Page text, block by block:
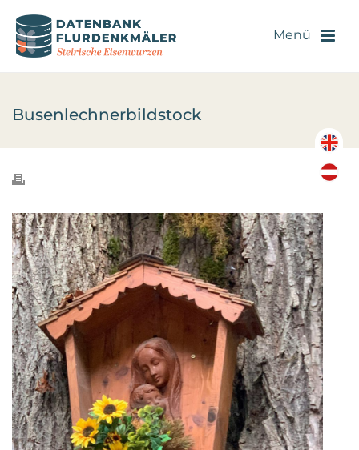
Busenlechnerbildstock